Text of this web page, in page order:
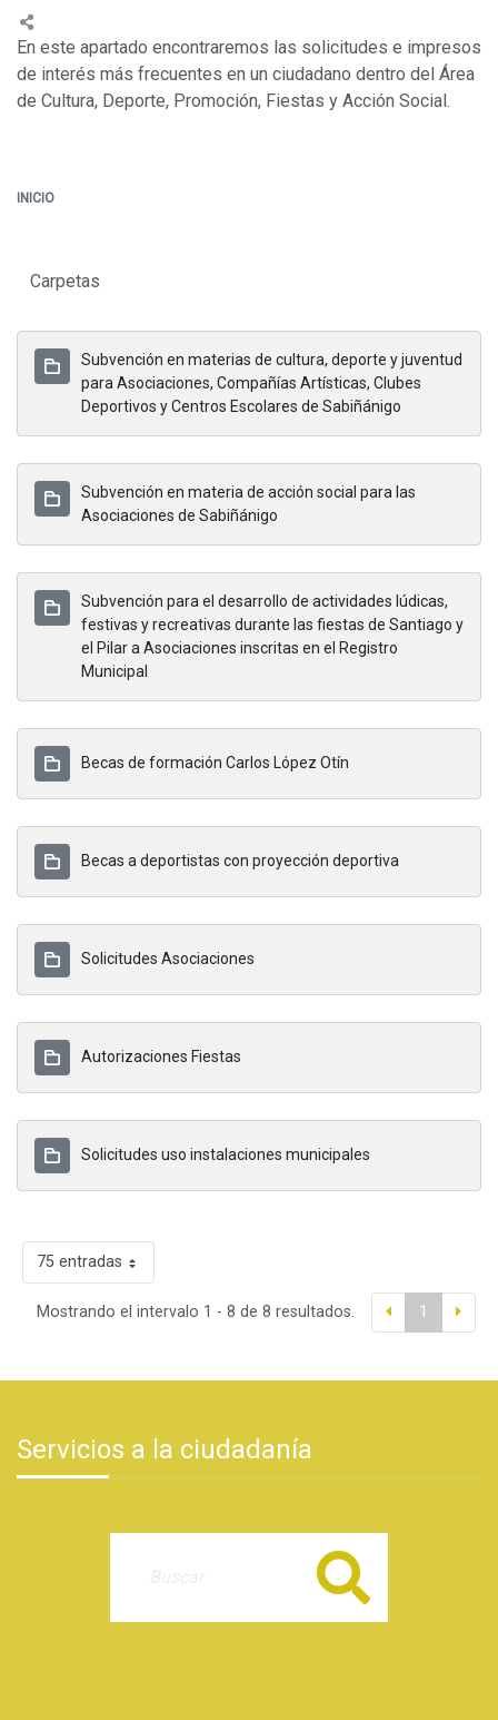
En este apartado encontraremos las solicitudes e impresos
de interés más frecuentes en un ciudadano dentro del Área
de Cultura, Deporte, Promoción, Fiestas y Acción Social.
INICIO
Carpetas
Subvención en materias de cultura, deporte y juventud
para Asociaciones, Compañías Artísticas, Clubes
Deportivos y Centros Escolares de Sabiñánigo
Subvención en materia de acción social para las
Asociaciones de Sabiñánigo
Subvención para el desarrollo de actividades lúdicas,
festivas y recreativas durante las fiestas de Santiago y
el Pilar a Asociaciones inscritas en el Registro
Municipal
Becas de formación Carlos López Otín
Becas a deportistas con proyección deportiva
Solicitudes Asociaciones
Autorizaciones Fiestas
Solicitudes uso instalaciones municipales
75 entradas
Mostrando el intervalo 1 - 8 de 8 resultados. 1
Servicios a la ciudadanía
Buscar